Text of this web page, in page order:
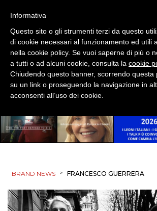
BRAND NEWS > FRANCESCO GUERRERA
Informativa
Questo sito o gli strumenti terzi da questo
di cookie necessari al funzionamento ed utili
nella cookie policy. Se vuoi saperne di più o
a tutti o ad alcuni cookie, consulta la cookie
Chiudendo questo banner, scorrendo questa
su un link o proseguendo la navigazione in
acconsenti all’uso dei cookie.